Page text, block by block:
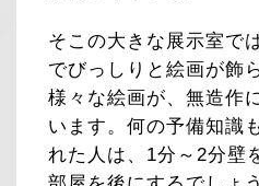
そこの大きな展示室で
でびっしりと絵画が飾
様々な絵画が、無造作
います。何の予備知識
れた人は、1分～2分壁